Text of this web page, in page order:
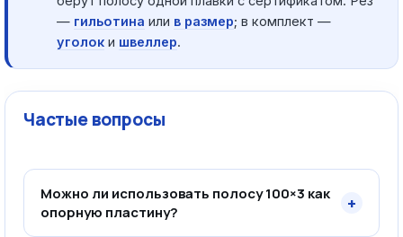
— гильотина или в размер; в комплект —
уголок и швеллер.
Частые вопросы
Можно ли использовать полосу 100×3 как
опорную пластину?
+